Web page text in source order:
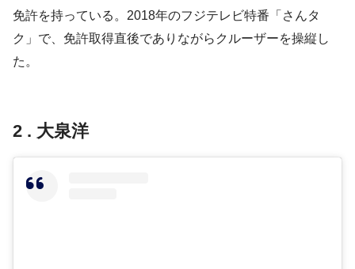
免許を持っている。2018年のフジテレビ特番「さんタ
ク」で、免許取得直後でありながらクルーザーを操縦し
た。
2 . 大泉洋